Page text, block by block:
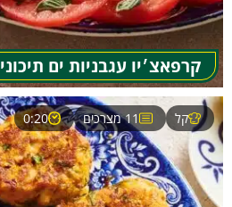
קרפאצ׳יו עגבניות ים תיכוני
קל 11 מצרכים 0:20